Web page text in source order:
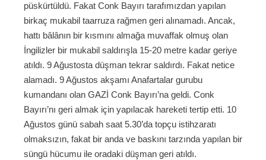
püskürtüldü. Fakat Conk Bayırı tarafımızdan yapılan
birkaç mukabil taarruza rağmen geri alınamadı. Ancak,
hattı bâlânın bir kısmını almağa muvaffak olmuş olan
İngilizler bir mukabil saldırışla 15-20 metre kadar geriye
atıldı. 9 Ağustosta düşman tekrar saldırdı. Fakat netice
alamadı. 9 Ağustos akşamı Anafartalar gurubu
kumandanı olan GAZİ Conk Bayırı’na geldi. Conk
Bayırı’nı geri almak için yapılacak hareketi tertip etti. 10
Ağustos günü sabah saat 5.30’da topçu istihzaratı
olmaksızın, fakat bir anda ve baskını tarzında yapılan bir
süngü hücumu ile oradaki düşman geri atıldı.